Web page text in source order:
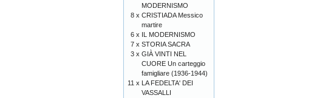
MODERNISMO
8 x CRISTIADA Messico
martire
6 x IL MODERNISMO
7 x STORIA SACRA
3 x GIÀ VINTI NEL
CUORE Un carteggio
famigliare (1936-1944)
11 x LA FEDELTA' DEI
VASSALLI